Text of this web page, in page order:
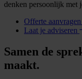
denken persoonlijk met
Offerte aanvragen
Laat je adviseren
Samen de
maakt.